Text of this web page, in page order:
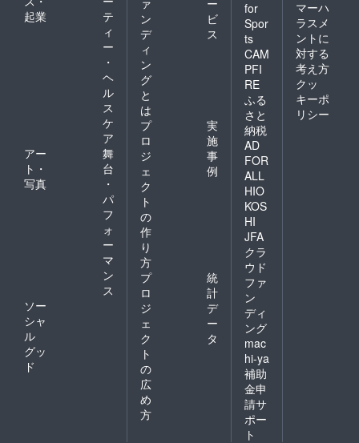
起業
テ
ィ
ー
・
ヘ
ル
ス
ケ
ア
アー
ト・
写真
舞
台
・
パ
フ
ォ
ー
マ
ン
ス
ソー
シャ
ル
グッ
ド
ン
デ
ィ
ン
グ
と
は
ビ
ス
プ
ロ
ジ
ェ
ク
ト
の
作
り
方
実
施
事
例
プ
ロ
ジ
ェ
ク
ト
の
広
め
方
統
計
デ
ー
タ
for
Spor
ts
CAM
PFI
RE
ふる
さと
納税
AD
FOR
ALL
HIO
KOS
HI
JFA
クラ
ウド
ファ
ン
ディ
ング
mac
hi-ya
補助
金申
請サ
ポー
ト
マーハ
ラスメ
ントに
対する
考え方
クッ
キーポ
リシー